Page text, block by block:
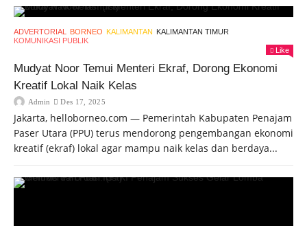
ADVERTORIAL BORNEO KALIMANTAN KALIMANTAN TIMUR
KOMUNIKASI PUBLIK
Like
Mudyat Noor Temui Menteri Ekraf, Dorong Ekonomi
Kreatif Lokal Naik Kelas
Admin Des 17, 2025
Jakarta, helloborneo.com — Pemerintah Kabupaten Penajam
Paser Utara (PPU) terus mendorong pengembangan ekonomi
kreatif (ekraf) lokal agar mampu naik kelas dan berdaya...